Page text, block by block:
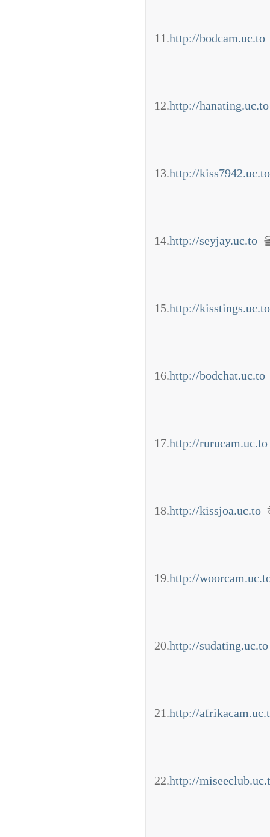
11.http://bodcam.uc.to
12.http://hanating.uc.to
13.http://kiss7942.uc.to
14.http://seyjay.uc.to
15.http://kisstings.uc.to
16.http://bodchat.uc.to
17.http://rurucam.uc.to
18.http://kissjoa.uc.to
19.http://
20.http://sudating.uc.to
21.http://
22.http://